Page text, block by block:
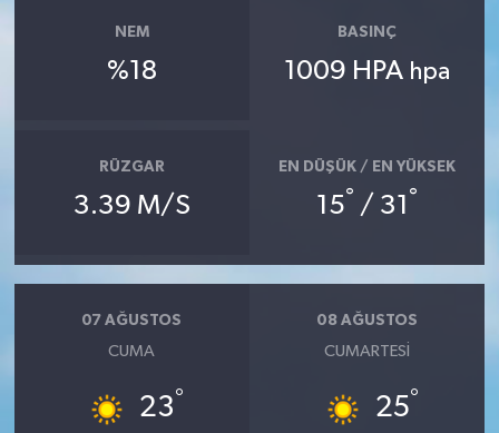
NEM
%18
BASINÇ
1009 HPA hpa
RÜZGAR
3.39 M/S
EN DÜŞÜK / EN YÜKSEK
15° / 31 °
07 AĞUSTOS
CUMA
23°
08 AĞUSTOS
CUMARTESI
25°
YEREL YÖNETİM
MEDYA
ÜÇÜNCÜ SAYFA
Yemek
SEÇİM 2014